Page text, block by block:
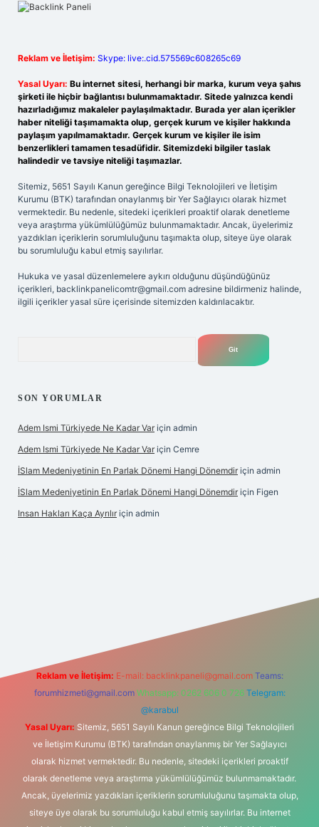
Reklam ve İletişim: Skype: live:.cid.575569c608265c69
Yasal Uyarı: Bu internet sitesi, herhangi bir marka, kurum veya şahıs
şirketi ile hiçbir bağlantısı bulunmamaktadır. Sitede yalnızca kendi
hazırladığımız makaleler paylaşılmaktadır. Burada yer alan içerikler
haber niteliği taşımamakta olup, gerçek kurum ve kişiler hakkında
paylaşım yapılmamaktadır. Gerçek kurum ve kişiler ile isim
benzerlikleri tamamen tesadüfidir. Sitemizdeki bilgiler taslak
halindedir ve tavsiye niteliği taşımazlar.
Sitemiz, 5651 Sayılı Kanun gereğince Bilgi Teknolojileri ve İletişim
Kurumu (BTK) tarafından onaylanmış bir Yer Sağlayıcı olarak hizmet
vermektedir. Bu nedenle, sitedeki içerikleri proaktif olarak denetleme
veya araştırma yükümlülüğümüz bulunmamaktadır. Ancak, üyelerimiz
yazdıkları içeriklerin sorumluluğunu taşımakta olup, siteye üye olarak
bu sorumluluğu kabul etmiş sayılırlar.
Hukuka ve yasal düzenlemelere aykırı olduğunu düşündüğünüz
içerikleri, backlinkpanelicomtr@gmail.com adresine bildirmeniz halinde,
ilgili içerikler yasal süre içerisinde sitemizden kaldırılacaktır.
SON YORUMLAR
Adem Ismi Türkiyede Ne Kadar Var için admin
Adem Ismi Türkiyede Ne Kadar Var için Cemre
İSlam Medeniyetinin En Parlak Dönemi Hangi Dönemdir için admin
İSlam Medeniyetinin En Parlak Dönemi Hangi Dönemdir için Figen
Insan Hakları Kaça Ayrılır için admin
Reklam ve İletişim: E-mail: backlinkpaneli@gmail.com Teams:
forumhizmeti@gmail.com Whatsapp: 0262 606 0 726 Telegram:
@karabul
Yasal Uyarı: Sitemiz, 5651 Sayılı Kanun gereğince Bilgi Teknolojileri
ve İletişim Kurumu (BTK) tarafından onaylanmış bir Yer Sağlayıcı
olarak hizmet vermektedir. Bu nedenle, sitedeki içerikleri proaktif
olarak denetleme veya araştırma yükümlülüğümüz bulunmamaktadır.
Ancak, üyelerimiz yazdıkları içeriklerin sorumluluğunu taşımakta olup,
siteye üye olarak bu sorumluluğu kabul etmiş sayılırlar. Bu internet